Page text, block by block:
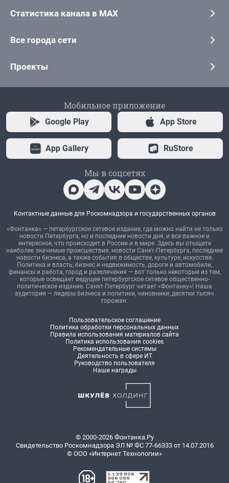
Статистика канала в MAX
Все города сети
Проекты
Мобильное приложение
Google Play App Store
App Gallery RuStore
Мы в соцсетях
Контактные данные для Роскомнадзора и государственных органов
«Фонтанка» — петербургское сетевое издание, где можно найти не только
новости Петербурга, но и последние новости дня, и все важное и
интересное, что происходит в России и в мире. Здесь вы отыщете
наиболее значимые происшествия, новости Санкт-Петербурга, последние
новости бизнеса, а также события в обществе, культуре, искусстве.
Политика и власть, бизнес и недвижимость, дороги и автомобили,
финансы и работа, город и развлечения — вот только некоторые из тем,
которые освещает ведущее петербургское сетевое общественно-
политическое издание. Санкт-Петербург читает «Фонтанку»! Наша
аудитория — лидеры бизнеса и политики, чиновники, десятки тысяч
горожан.
Пользовательское соглашение
Политика обработки персональных данных
Правила использования материалов сайта
Политика использования cookies
Рекомендательные системы
Деятельность в сфере ИТ
Руководство пользователя
Наши награды
© 2000-2026 Фонтанка.Ру
Свидетельство Роскомнадзора ЭЛ № ФС 77-66333 от 14.07.2016
© ООО «Интернет Технологии»